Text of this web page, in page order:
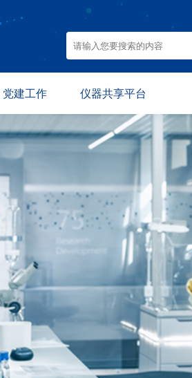
党建工作
题活动
政策法规
仪器共享平台
仪器预约